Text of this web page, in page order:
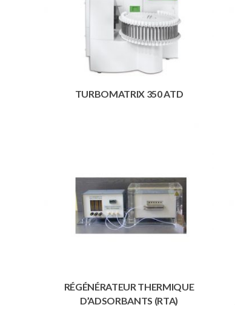
TURBOMATRIX 350 ATD
RÉGÉNÉRATEUR THERMIQUE
D’ADSORBANTS (RTA)